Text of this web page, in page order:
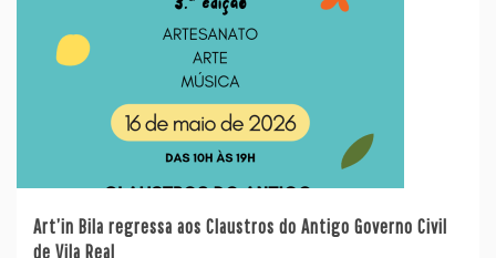
Art’in Bila regressa aos Claustros do Antigo Governo Civil
de Vila Real